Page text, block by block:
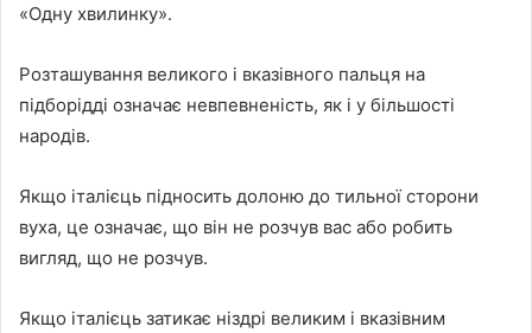
«Одну хвилинку».
Розташування великого і вказівного пальця на
підборідді означає невпевненість, як і у більшості
народів.
Якщо італієць підносить долоню до тильної сторони
вуха, це означає, що він не розчув вас або робить
вигляд, що не розчув.
Якщо італієць затикає ніздрі великим і вказівним